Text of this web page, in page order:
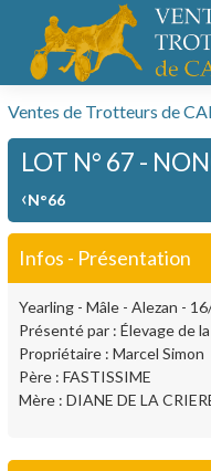
Ventes de Trotteurs de
LOT N° 67 -
‹N°66
Infos - Présentation
Yearling - Mâle - Alezan -
Présenté par : Élevage de
Propriétaire : Marcel Simon
Père : FASTISSIME
Mère : DIANE DE LA